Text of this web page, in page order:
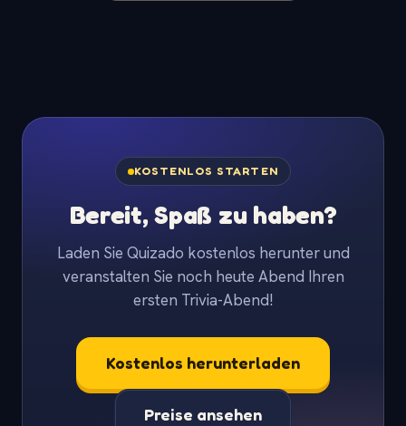
KOSTENLOS STARTEN
Bereit, Spaß zu haben?
Laden Sie Quizado kostenlos herunter und
veranstalten Sie noch heute Abend Ihren
ersten Trivia-Abend!
Kostenlos herunterladen
Preise ansehen